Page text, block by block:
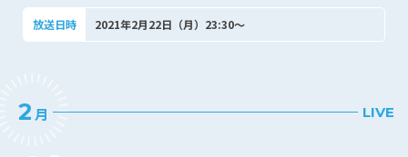
放送日時 2021年2月22日（月）23:30～
2 月 LIVE